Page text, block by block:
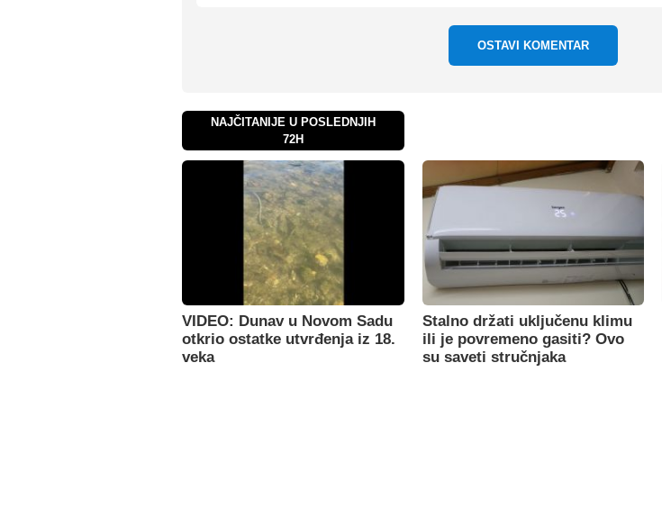
OSTAVI KOMENTAR
NAJČITANIJE U POSLEDNJIH
72H
VIDEO: Dunav u Novom Sadu
otkrio ostatke utvrđenja iz 18.
veka
Stalno držati uključenu klimu
ili je povremeno gasiti? Ovo
su saveti stručnjaka